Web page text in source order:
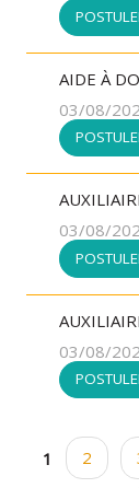
AIDE À
03/08/
03/08/
03/08/
Pages
1 2